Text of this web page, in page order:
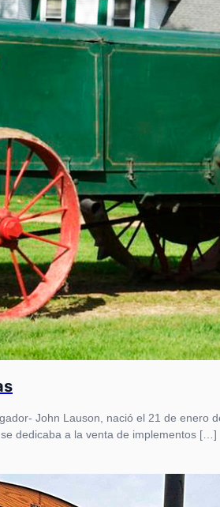
John Lauson, nació el 21 de
dedicaba a la venta de implementos […]